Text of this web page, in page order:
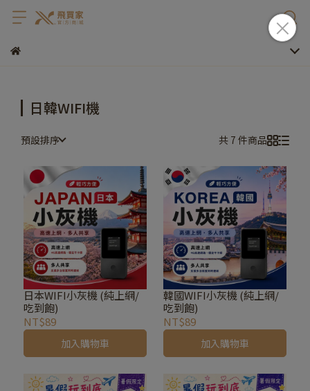
日韓WIFI機
預設排序 共 7 件商品
日本WIFI小灰機 (純上網/
吃到飽)
NT$89
加入購物車
韓國WIFI小灰機 (純上網/
吃到飽)
NT$89
加入購物車